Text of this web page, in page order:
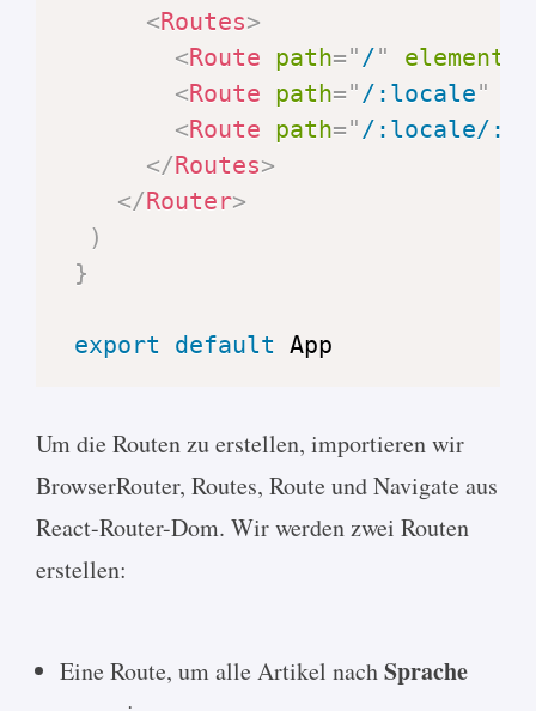
<Routes>
<Route path="/" element
<Route path="/:locale"
<Route path="/:locale/
</Routes>
</Router>
)
}
export default App
Um die Routen zu erstellen, importieren wir
BrowserRouter, Routes, Route und Navigate aus
React-Router-Dom. Wir werden zwei Routen
erstellen:
Eine Route, um alle Artikel nachSprache